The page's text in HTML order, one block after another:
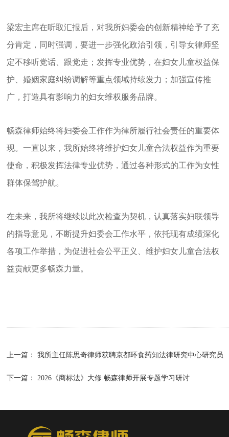
梁宏主席在听取汇报后，对我所妇委会的创新精神给予了充
分肯定，同时强调，要进一步强化政治引领，引导女律师坚
定不移听党话、跟党走；发挥专业优势，在妇女儿童权益保
护、婚姻家庭纠纷调解等重点领域持续发力；加强宣传推
广，打造具有影响力的妇女维权服务品牌。
畅森律师始终将妇委会工作作为律所履行社会责任的重要体
现。一直以来，我所始终将维护妇女儿童合法权益作为重要
使命，积极发挥法律专业优势，通过各种形式的工作为女性
群体保驾护航。
在未来，我所将继续以此次检查为契机，认真落实妇联领导
的指导意见，不断提升妇委会工作水平，依托现有成绩深化
各项工作举措，为促进社会公平正义、维护妇女儿童合法权
益贡献更多畅森力量。
上一篇：我所主任陈思奇律师获聘京都环食药知法律研究中心研究员
下一篇：2026《商标法》大修 畅森律师开展专题学习研讨